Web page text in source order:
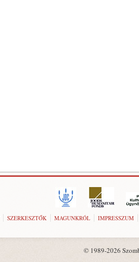
SZERKESZTŐK MAGUNKRÓL IMPRESSZUM
© 1989-2026